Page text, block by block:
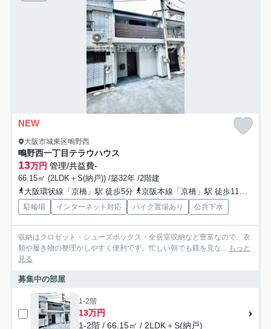
NEW
大阪市城東区鴫野西
鴫野西一丁目テラウハウス
13万円 管理/共益費-
66.15㎡ (2LDK＋S(納戸)) /築32年 /2階建
大阪環状線「京橋」駅 徒歩5分
京阪本線「京橋」駅 徒歩11分
駐輪場 インターネット対応 バイク置場あり 公共下水
収納はクロゼット・シューズボックス・全居室収納など豊富なので、衣
類や履き物の整理がしやすく便利です。忙しい朝でも鏡を見な... もっと
見る
募集中の部屋
1-2階
13万円
1-2階 / 66.15㎡ / 2LDK＋S(納戸)